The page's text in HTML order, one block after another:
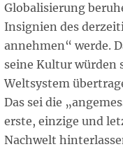
Globalisierung
Insignien des
annehmen“ werde.
seine Kultur würden
Weltsystem
Das sei die
erste, einzige und
Nachwelt